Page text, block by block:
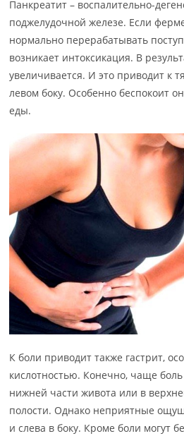
Панкреатит – воспалительно-
поджелудочной железе. Если
нормально перерабатывать
возникает интоксикация. В
увеличивается. И это приводит к
левом боку. Особенно беспокоит
еды.
К боли приводит также гастрит,
кислотностью. Конечно, чаще
нижней части живота или в
полости. Однако неприятные
и слева в боку. Кроме боли могут